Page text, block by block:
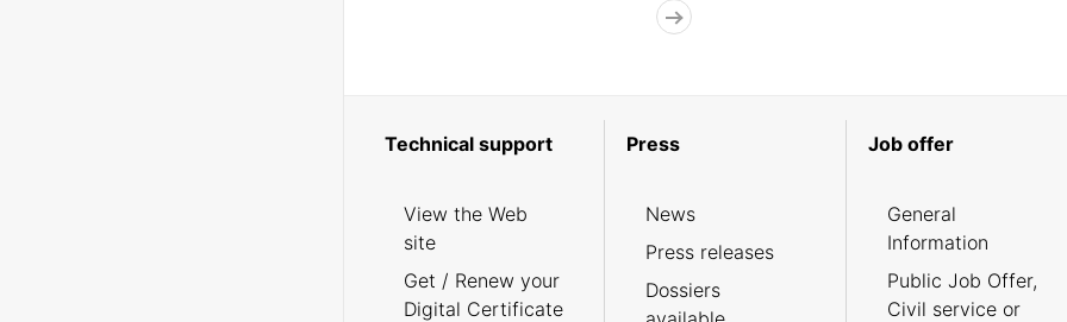
Technical support
View the Web
site
Get / Renew your
Digital Certificate
Press
News
Press releases
Dossiers
Job offer
General
Information
Public Job Offer,
Civil service or